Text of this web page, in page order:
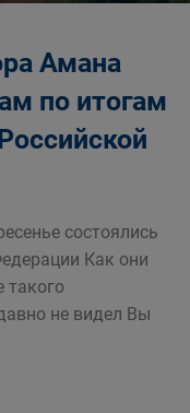
Амана
по итогам
состоялись
Как они
такого
не видел Вы